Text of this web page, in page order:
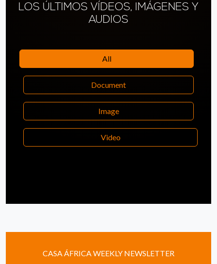
LOS ÚLTIMOS VÍDEOS, IMÁGENES Y
AUDIOS
All
Document
Image
Video
CASA ÁFRICA WEEKLY NEWSLETTER